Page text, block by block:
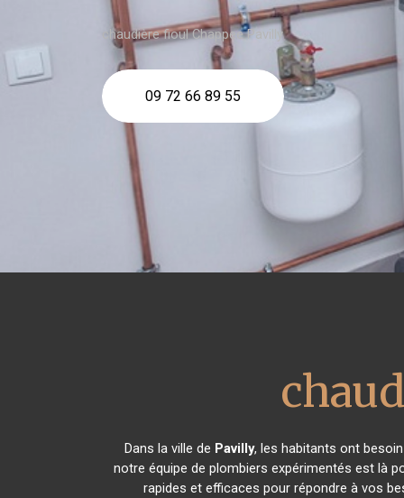
chaudière fioul Chappee Pavilly
09 72 66 89 55
Dans la ville de Pavilly, les habitants ont
notre équipe de plombiers expérimentés est là
rapides et efficaces pour répondre à vos